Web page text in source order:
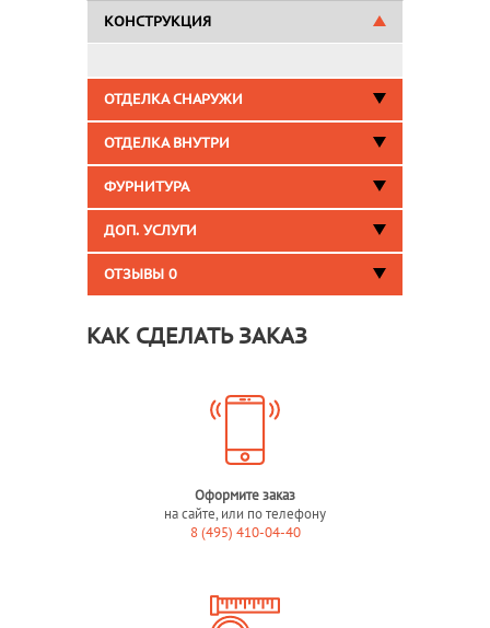
КОНСТРУКЦИЯ
ОТДЕЛКА СНАРУЖИ
ОТДЕЛКА ВНУТРИ
ФУРНИТУРА
ДОП. УСЛУГИ
ОТЗЫВЫ 0
КАК СДЕЛАТЬ ЗАКАЗ
Оформите заказ
на сайте, или по телефону
8 (495) 410-04-40